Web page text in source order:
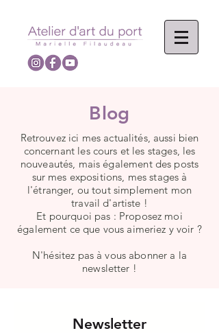
Blog
Retrouvez ici mes actualités, aussi bien
concernant les cours et les stages, les
nouveautés, mais également des posts
sur mes expositions, mes stages à
l'étranger, ou tout simplement mon
travail d'artiste !
Et pourquoi pas : Proposez moi
également ce que vous aimeriez y voir ?
N'hésitez pas à vous abonner a la
newsletter !
Newsletter